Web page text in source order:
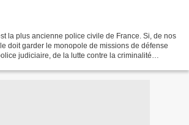
la plus ancienne police civile de France. Si, de nos
doit garder le monopole de missions de défense
judiciaire, de la lutte contre la criminalité